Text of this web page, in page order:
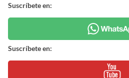
Suscríbete en:
Suscríbete en: